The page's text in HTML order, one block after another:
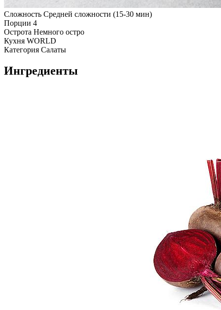
Сложность Средней сложности (15-30 мин)
Порции 4
Острота Немного остро
Кухня WORLD
Категория Салаты
Ингредиенты